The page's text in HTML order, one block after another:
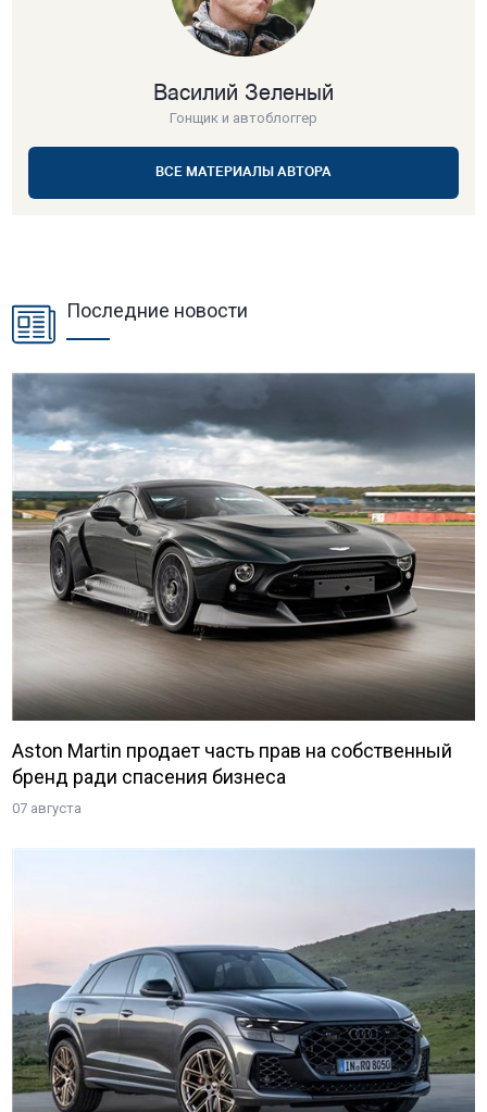
Василий Зеленый
Гонщик и автоблоггер
ВСЕ МАТЕРИАЛЫ АВТОРА
Последние новости
Aston Martin продает часть прав на собственный
бренд ради спасения бизнеса
07 августа